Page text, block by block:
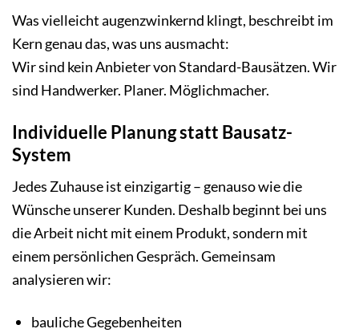
Was vielleicht augenzwinkernd klingt, beschreibt im
Kern genau das, was uns ausmacht:
Wir sind kein Anbieter von Standard-Bausätzen. Wir
sind Handwerker. Planer. Möglichmacher.
Individuelle Planung statt Bausatz-
System
Jedes Zuhause ist einzigartig – genauso wie die
Wünsche unserer Kunden. Deshalb beginnt bei uns
die Arbeit nicht mit einem Produkt, sondern mit
einem persönlichen Gespräch. Gemeinsam
analysieren wir:
bauliche Gegebenheiten